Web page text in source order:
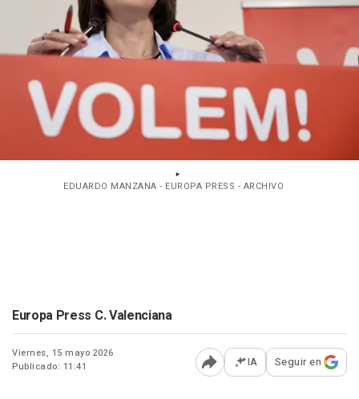
EDUARDO MANZANA - EUROPA PRESS - ARCHIVO
Europa Press C. Valenciana
Viernes, 15 mayo 2026
Publicado: 11:41
Abrir opciones para
IA Seguir en